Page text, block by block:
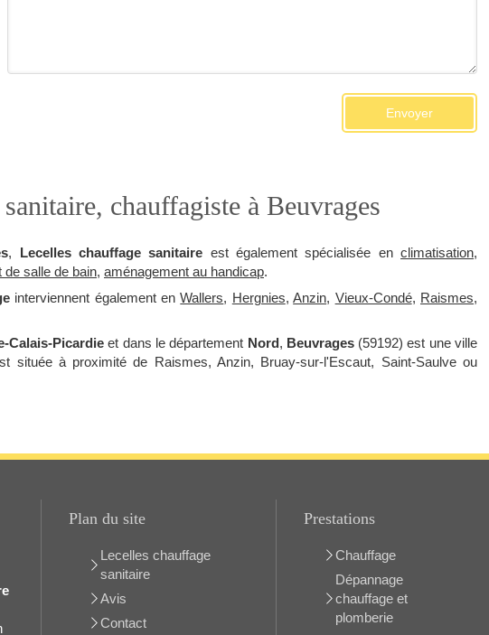
Envoyer
chauffagiste à Beuvrages
, Lecelles chauffage sanitaire est également spécialisée enclimatisation,
de salle de bain, aménagement au handicap.
interviennent également enWallers, Hergnies,Anzin, Vieux-Condé, Raismes,
Calais-Picardie et dans le département Nord, Beuvrages(59192) est une ville
située à proximité de Raismes, Anzin, Bruay-sur-l'Escaut, Saint-Saulve ou
Plan du site
Lecelles chauffage
sanitaire
Avis
Contact
Prestations
Chauffage
Dépannage
chauffage et
plomberie